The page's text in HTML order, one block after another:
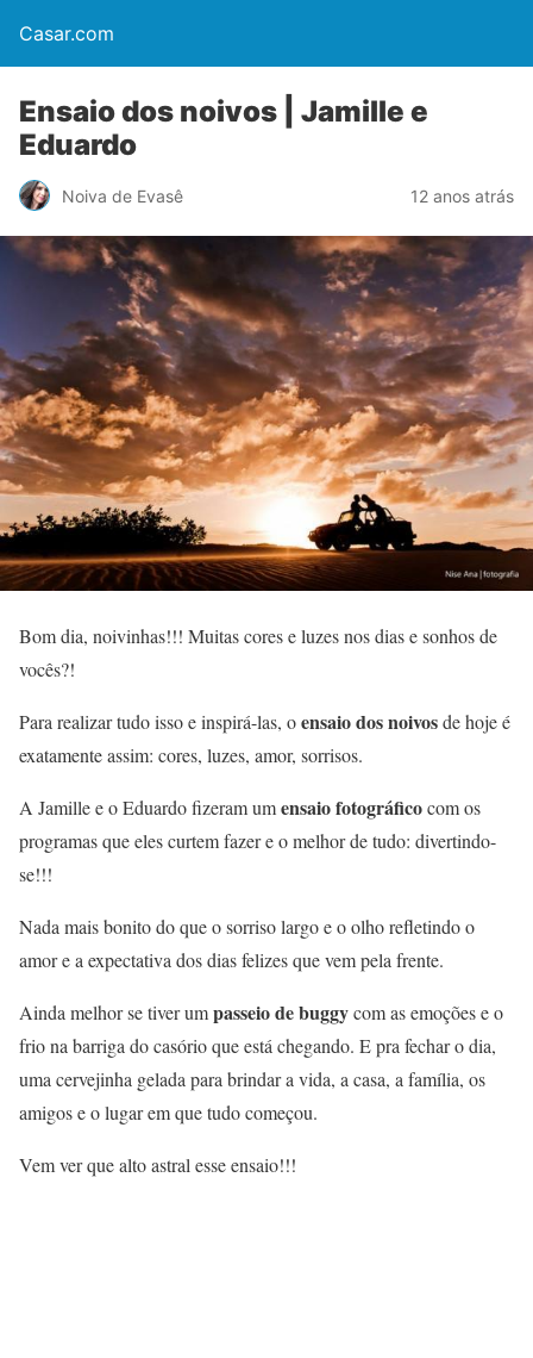
Casar.com
Ensaio dos noivos | Jamille e
Eduardo
Noiva de Evasê 12 anos atrás
Bom dia, noivinhas!!! Muitas cores e luzes nos dias e sonhos de
vocês?!
Para realizar tudo isso e inspirá-las, oensaio dos noivosde hoje é
exatamente assim: cores, luzes, amor, sorrisos.
A Jamille e o Eduardo fizeram umensaio fotográficocom os
programas que eles curtem fazer e o melhor de tudo: divertindo-
se!!!
Nada mais bonito do que o sorriso largo e o olho refletindo o
amor e a expectativa dos dias felizes que vem pela frente.
Ainda melhor se tiver umpasseio de buggycom as emoções e o
frio na barriga do casório que está chegando. E pra fechar o dia,
uma cervejinha gelada para brindar a vida, a casa, a família, os
amigos e o lugar em que tudo começou.
Vem ver que alto astral esse ensaio!!!